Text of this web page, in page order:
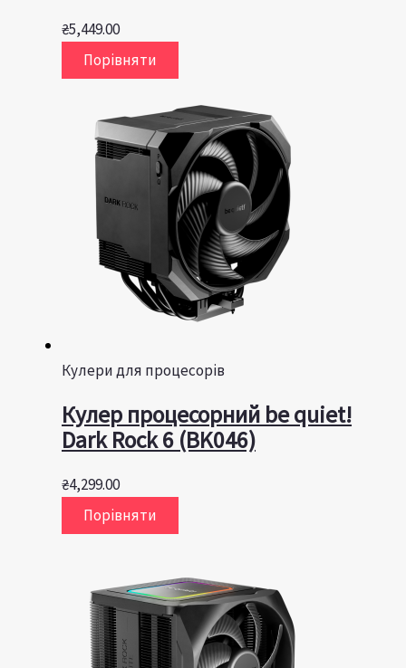
₴5,449.00
Порівняти
Кулери для процесорів
Кулер процесорний be quiet!
Dark Rock 6 (BK046)
₴4,299.00
Порівняти